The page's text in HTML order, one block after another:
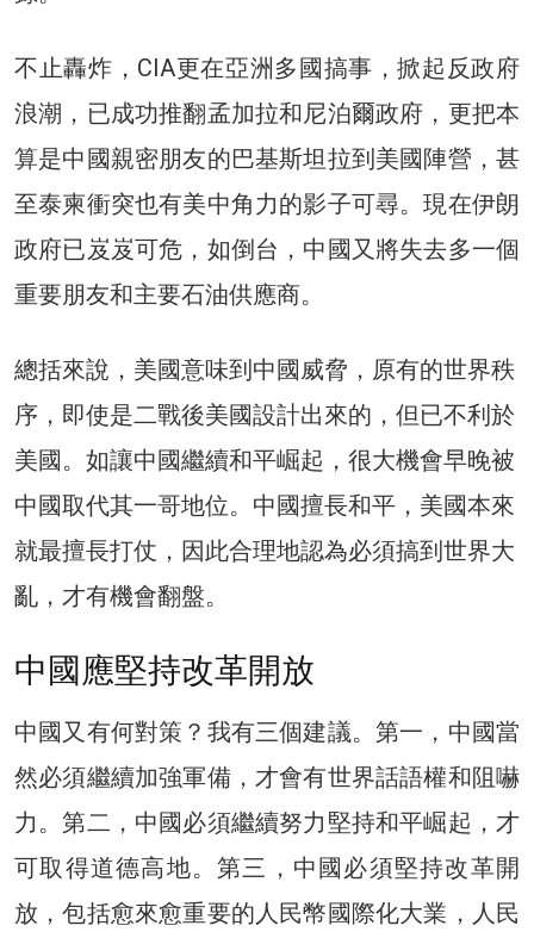
不止轟炸，CIA更在亞洲多國搞事，掀起反政府
浪潮，已成功推翻孟加拉和尼泊爾政府，更把本
算是中國親密朋友的巴基斯坦拉到美國陣營，甚
至泰柬衝突也有美中角力的影子可尋。現在伊朗
政府已岌岌可危，如倒台，中國又將失去多一個
重要朋友和主要石油供應商。
總括來說，美國意味到中國威脅，原有的世界秩
序，即使是二戰後美國設計出來的，但已不利於
美國。如讓中國繼續和平崛起，很大機會早晚被
中國取代其一哥地位。中國擅長和平，美國本來
就最擅長打仗，因此合理地認為必須搞到世界大
亂，才有機會翻盤。
中國應堅持改革開放
中國又有何對策？我有三個建議。第一，中國當
然必須繼續加強軍備，才會有世界話語權和阻嚇
力。第二，中國必須繼續努力堅持和平崛起，才
可取得道德高地。第三，中國必須堅持改革開
放，包括愈來愈重要的人民幣國際化大業，人民